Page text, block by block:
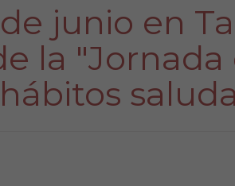
junio en
la "Jornada